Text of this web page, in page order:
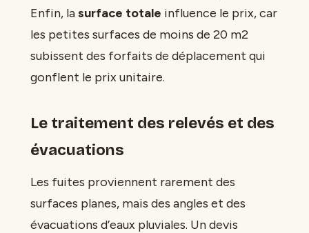
Enfin, lasurface totale influence le prix, car
les petites surfaces de moins de 20 m2
subissent des forfaits de déplacement qui
gonflent le prix unitaire.
Le traitement des relevés et des
évacuations
Les fuites proviennent rarement des
surfaces planes, mais des angles et des
évacuations d’eaux pluviales. Un devis